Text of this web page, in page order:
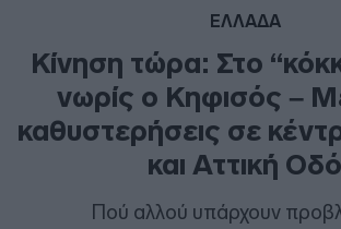
ΕΛΛΑΔΑ
Κίνηση τώρα: Στο
νωρίς ο Κηφισός –
καθυστερήσεις σε
και Αττική Οδό
Πού αλλού υπάρχουν